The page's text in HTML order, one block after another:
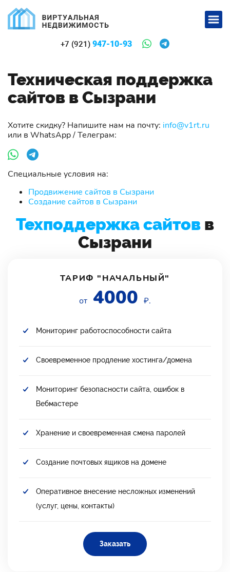
+7 (921) 947-10-93
Техническая поддержка
сайтов в Сызрани
Хотите скидку? Напишите нам на почту: info@v1rt.ru
или в WhatsApp / Телеграм:
Специальные условия на:
Продвижение сайтов в Сызрани
Создание сайтов в Сызрани
Техподдержка сайтов в
Сызрани
ТАРИФ "НАЧАЛЬНЫЙ"
от 4000 ₽.
Мониторинг работоспособности сайта
Своевременное продление хостинга/домена
Мониторинг безопасности сайта, ошибок в
Вебмастере
Хранение и своевременная смена паролей
Создание почтовых ящиков на домене
Оперативное внесение несложных изменений
(услуг, цены, контакты)
Заказать